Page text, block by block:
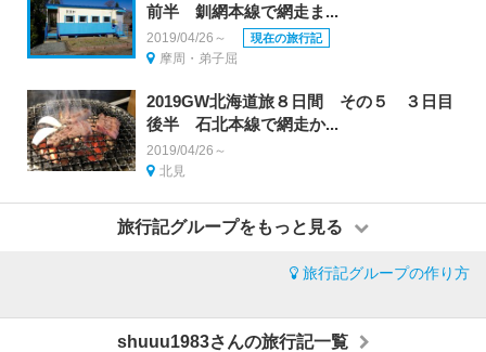
前半 釧網本線で網走ま...
2019/04/26～ 現在の旅行記
摩周・弟子屈
2019GW北海道旅８日間 その５ ３日目
後半 石北本線で網走か...
2019/04/26～
北見
旅行記グループをもっと見る
旅行記グループの作り方
shuuu1983さんの旅行記一覧